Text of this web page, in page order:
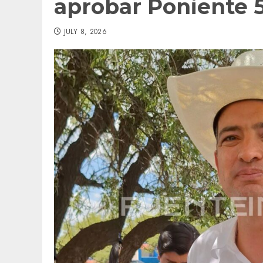
aprobar Poniente
JULY 8, 2026